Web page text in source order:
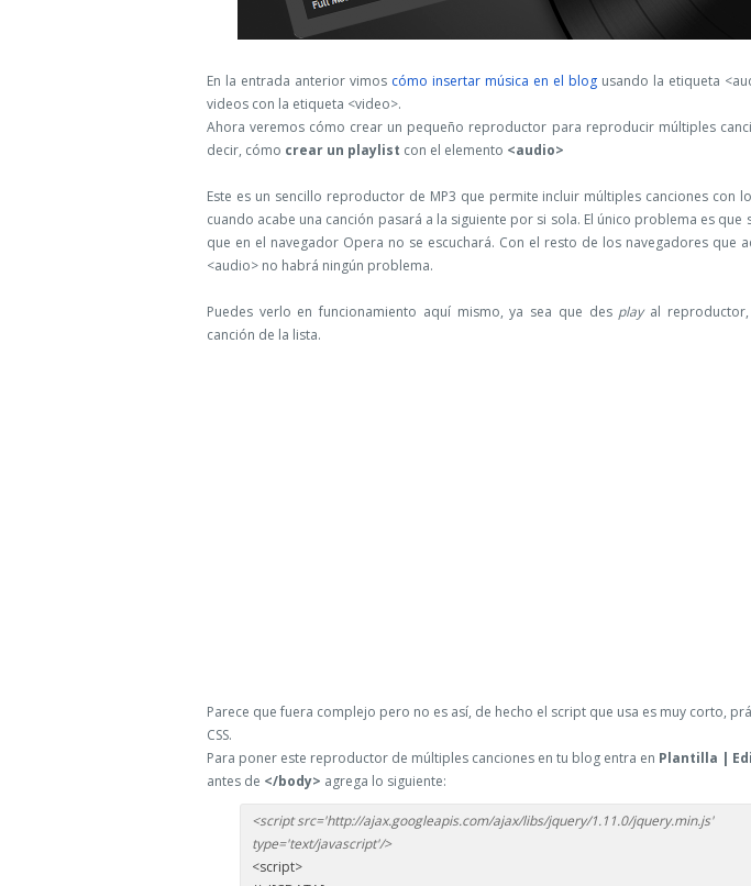
En la entrada anterior vimos cómo insertar música en el blog usando la etiqueta
videos con la etiqueta <video>.
Ahora veremos cómo crear un pequeño reproductor para reproducir múltiples
decir, cómo crear un playlist con el elemento <audio>
Este es un sencillo reproductor de MP3 que permite incluir múltiples canciones con
cuando acabe una canción pasará a la siguiente por si sola. El único problema es que
que en el navegador Opera no se escuchará. Con el resto de los navegadores que
<audio> no habrá ningún problema.
Puedes verlo en funcionamiento aquí mismo, ya sea que des playal reproductor,
canción de la lista.
Parece que fuera complejo pero no es así, de hecho el script que usa es muy corto,
CSS.
Para poner este reproductor de múltiples canciones en tu blog entra en Plantilla |
antes de </body> agrega lo siguiente:
<script src='http://ajax.googleapis.com/ajax/libs/jquery/1.11.0/jquery.min.js'
type='text/javascript'/>
<script>